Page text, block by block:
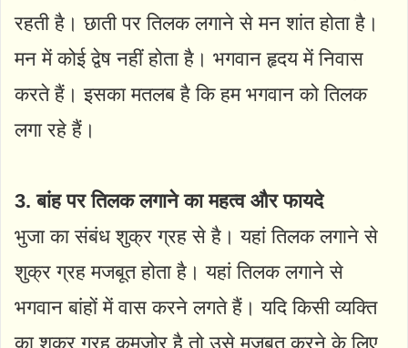
रहती है। छाती पर तिलक लगाने से मन शांत होता है।
मन में कोई द्वेष नहीं होता है। भगवान हृदय में निवास
करते हैं। इसका मतलब है कि हम भगवान को तिलक
लगा रहे हैं।
3. बांह पर तिलक लगाने का महत्व और फायदे
भुजा का संबंध शुक्र ग्रह से है। यहां तिलक लगाने से
शुक्र ग्रह मजबूत होता है। यहां तिलक लगाने से
भगवान बांहों में वास करने लगते हैं। यदि किसी व्यक्ति
का शुक्र ग्रह कमजोर है तो उसे मजबूत करने के लिए